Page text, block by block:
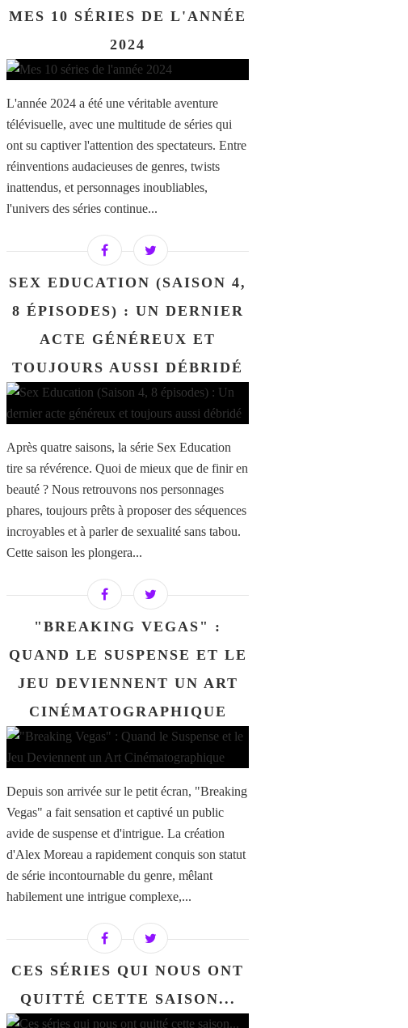
MES 10 SÉRIES DE L'ANNÉE
2024
L'année 2024 a été une véritable aventure
télévisuelle, avec une multitude de séries qui
ont su captiver l'attention des spectateurs. Entre
réinventions audacieuses de genres, twists
inattendus, et personnages inoubliables,
l'univers des séries continue...
SEX EDUCATION (SAISON 4,
8 ÉPISODES) : UN DERNIER
ACTE GÉNÉREUX ET
TOUJOURS AUSSI DÉBRIDÉ
Après quatre saisons, la série Sex Education
tire sa révérence. Quoi de mieux que de finir en
beauté ? Nous retrouvons nos personnages
phares, toujours prêts à proposer des séquences
incroyables et à parler de sexualité sans tabou.
Cette saison les plongera...
"BREAKING VEGAS" :
QUAND LE SUSPENSE ET LE
JEU DEVIENNENT UN ART
CINÉMATOGRAPHIQUE
Depuis son arrivée sur le petit écran, "Breaking
Vegas" a fait sensation et captivé un public
avide de suspense et d'intrigue. La création
d'Alex Moreau a rapidement conquis son statut
de série incontournable du genre, mêlant
habilement une intrigue complexe,...
CES SÉRIES QUI NOUS ONT
QUITTÉ CETTE SAISON...